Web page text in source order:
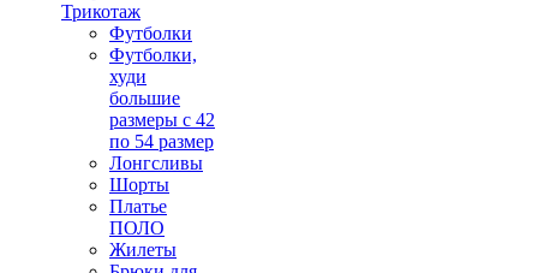
Трикотаж
Футболки
Футболки,
худи
большие
размеры с 42
по 54 размер
Лонгсливы
Шорты
Платье
ПОЛО
Жилеты